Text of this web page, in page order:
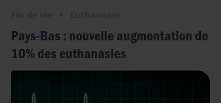
Pays-Bas : nouvelle augmentation de
10% des euthanasies